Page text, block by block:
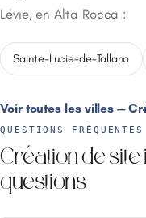
Lévie, en Alta Rocca :
Sainte-Lucie-de-Tallano
Voir toutes les villes —
QUESTIONS FRÉQUENTES
Création de
questions